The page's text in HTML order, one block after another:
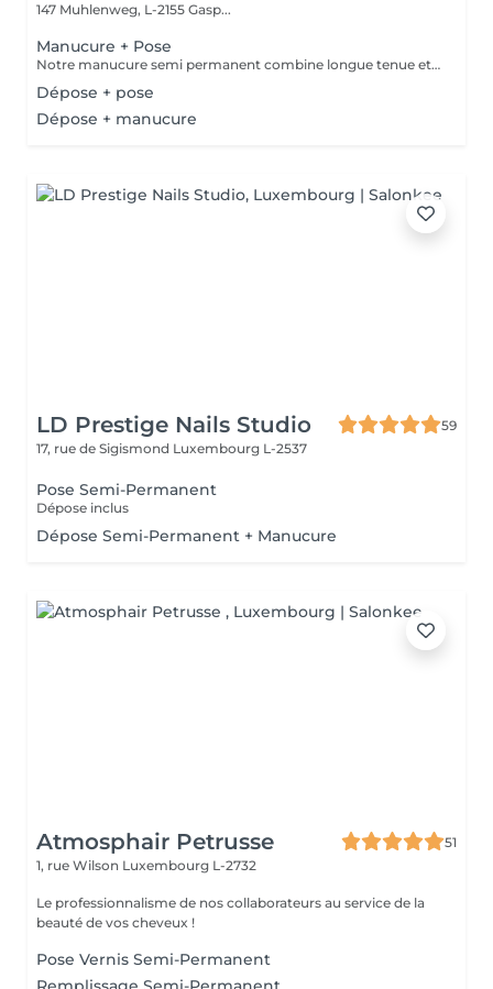
147 Muhlenweg, L-2155 Gasp...
Manucure + Pose
Notre manucure semi permanent combine longue tenue et soin des ongles. Nous utilisons des produits Vegan et appliquons une base protéinée qui renforce et protège vos ongles impeccable de 2 à 3 semaines.
Dépose + pose
Dépose + manucure
LD Prestige Nails Studio
59
17, rue de Sigismond Luxembourg L-2537
Pose Semi-Permanent
Dépose inclus
Dépose Semi-Permanent + Manucure
Atmosphair Petrusse
51
1, rue Wilson Luxembourg L-2732
Le professionnalisme de nos collaborateurs au service de la
beauté de vos cheveux !
Pose Vernis Semi-Permanent